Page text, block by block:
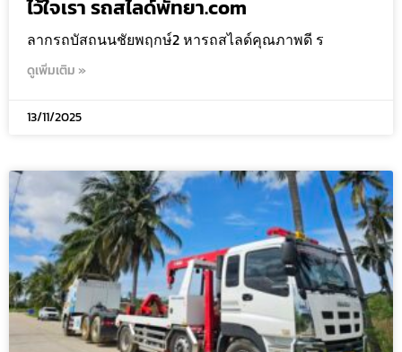
ไว้ใจเรา รถสไลด์พัทยา.com
ลากรถบัสถนนชัยพฤกษ์2 หารถสไลด์คุณภาพดี ร
ดูเพิ่มเติม »
13/11/2025